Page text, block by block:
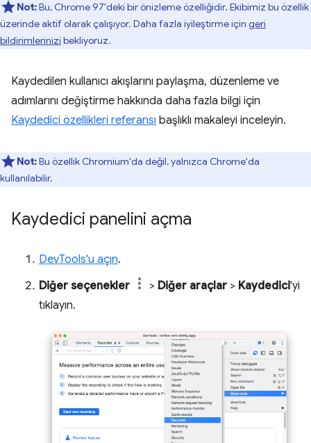
Not:Bu, Chrome 97'deki bir önizleme özelliğidir. Ekibimiz bu özellik
üzerinde aktif olarak çalışıyor. Daha fazla iyileştirme için geri
bildirimlerinizi bekliyoruz.
Kaydedilen kullanıcı akışlarını paylaşma, düzenleme ve
adımlarını değiştirme hakkında daha fazla bilgi için
Kaydedici özellikleri referansı başlıklı makaleyi inceleyin.
Not:Bu özellik Chromium'da değil, yalnızca Chrome'da
kullanılabilir.
Kaydedici panelini açma
DevTools'u açın.
Diğer seçenekler
> Diğer araçlar > Kaydedici'yi
tıklayın.